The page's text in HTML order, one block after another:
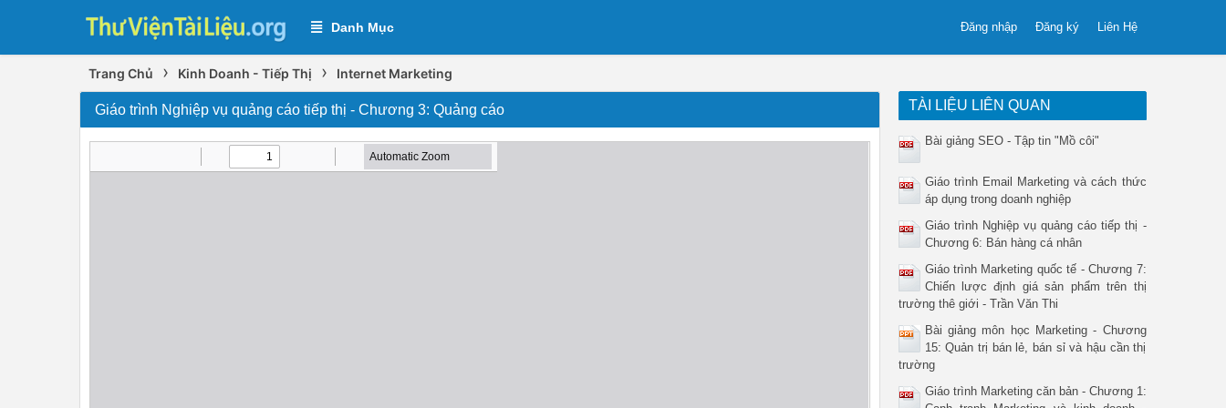
Danh Mục Liên Hệ
Đăng ký
Đăng nhập
Trang Chủ › Kinh Doanh - Tiếp Thị › Internet Marketing
Giáo trình Nghiệp vụ quảng cáo tiếp thị - Chương 3: Quảng cáo TÀI LIỆU LIÊN QUAN
Bài giảng SEO - Tập tin "Mồ côi"
Giáo trình Email Marketing và cách thức
áp dụng trong doanh nghiệp
Giáo trình Nghiệp vụ quảng cáo tiếp thị -
Chương 6: Bán hàng cá nhân
Giáo trình Marketing quốc tế - Chương 7:
Chiến lược định giá sản phẩm trên thị
trường thê giới - Trần Văn Thi
Bài giảng môn học Marketing - Chương
15: Quản trị bán lẻ, bán sỉ và hậu cần thị
trường
Giáo trình Marketing căn bản - Chương 1: